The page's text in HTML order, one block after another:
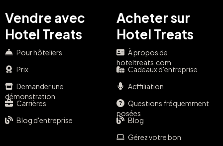
Vendre avec
Hotel Treats
Pour hôteliers
Prix
Demander une
démonstration
Carrières
Blog d'entreprise
Acheter sur
Hotel Treats
À propos de
hoteltreats.com
Cadeaux d'entreprise
Acffiliation
Questions fréquemment
posées
Blog
Gérez votre bon